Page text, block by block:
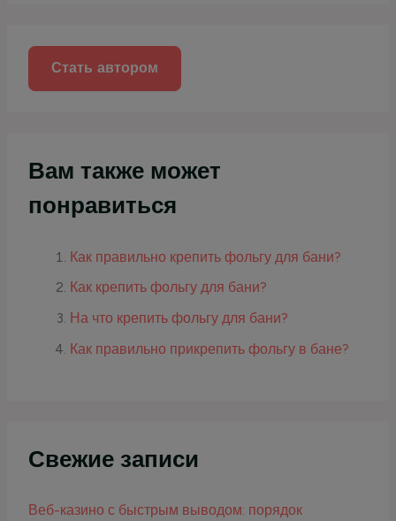
Стать автором
Вам также может
понравиться
Как правильно крепить фольгу для бани?
Как крепить фольгу для бани?
На что крепить фольгу для бани?
Как правильно прикрепить фольгу в бане?
Свежие записи
Веб-казино с быстрым выводом: порядок